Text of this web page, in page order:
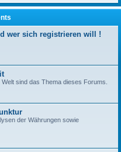
wer sich registrieren will !
sind das Thema dieses Forums.
der Währungen sowie